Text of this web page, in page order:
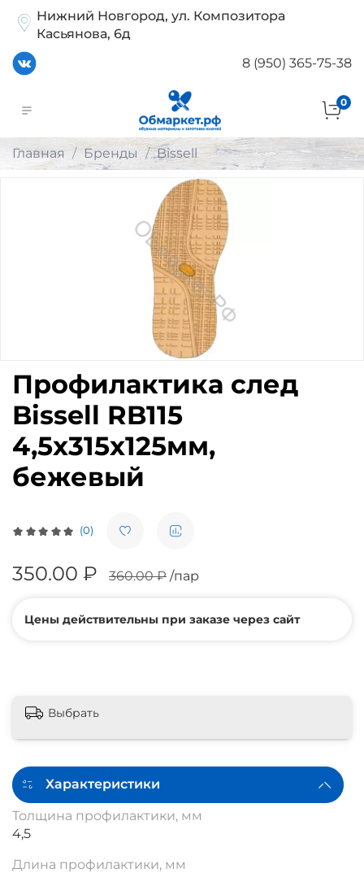
Нижний Новгород, ул. Композитора
Касьянова, 6д
8 (950) 365-75-38
0
Главная Бренды Bissell
(0)
Профилактика след
Bissell RB115
4,5х315х125мм,
бежевый
350.00 ₽ 360.00 ₽ /пар
Цены действительны при заказе через сайт
Выбрать
Характеристики
Толщина профилактики, мм
4,5
Длина профилактики, мм